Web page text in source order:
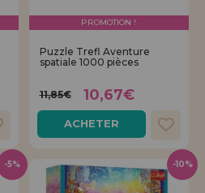
PROMOTION !
Puzzle Trefl Aventure
spatiale 1000 pièces
11,85€ 10,67€
ACHETER
-5% -10%